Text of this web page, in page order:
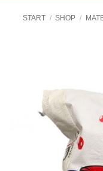
START / SHOP /